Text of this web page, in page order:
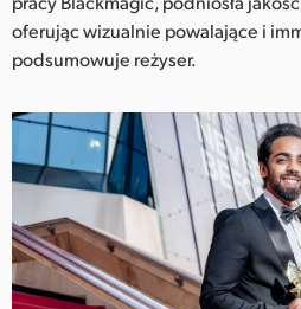
oferując wizualnie powalające i
podsumowuje reżyser.